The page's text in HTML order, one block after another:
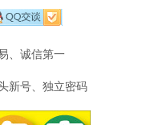
、诚信第一
新号、独立密码